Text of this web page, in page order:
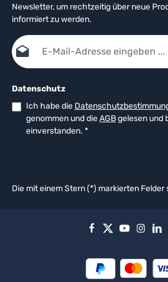
Newsletter, um rechtzeitig über neue
informiert zu werden.
E-Mail-Adresse*
Datenschutz
Ich habe die
genommen und dieAGBgelesen und
einverstanden. *
Die mit einem Stern (*) markierten